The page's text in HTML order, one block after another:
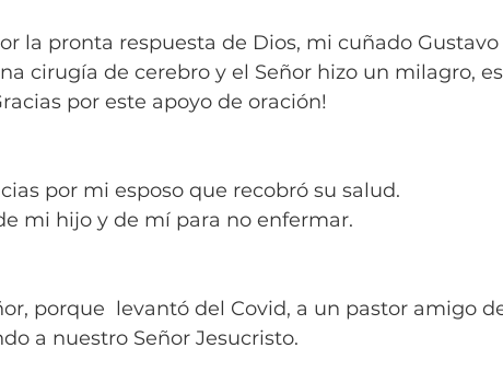
la pronta respuesta de Dios, mi cuñado Gustavo
cirugía de cerebro y el Señor hizo un milagro,
por este apoyo de oración!
por mi esposo que recobró su salud.
mi hijo y de mí para no enfermar.
porque  levantó del Covid, a un pastor amigo
a nuestro Señor Jesucristo.